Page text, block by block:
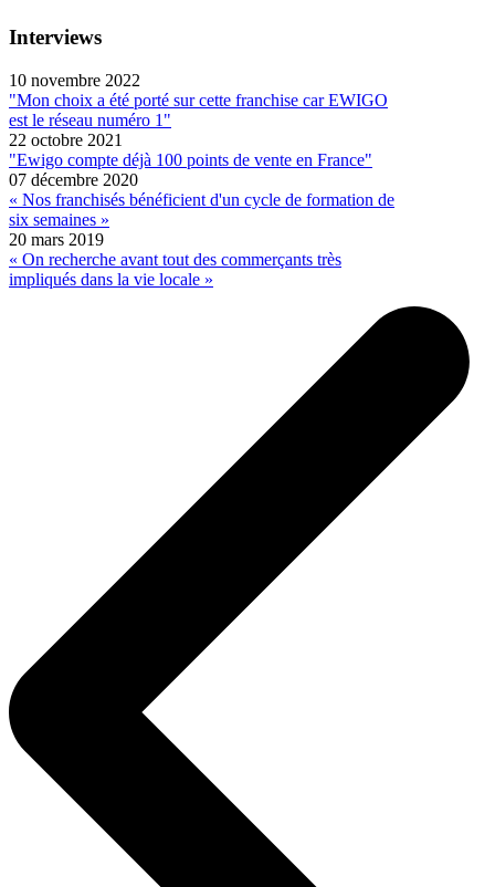
Interviews
10 novembre 2022
"Mon choix a été porté sur cette franchise car EWIGO
est le réseau numéro 1"
22 octobre 2021
"Ewigo compte déjà 100 points de vente en France"
07 décembre 2020
« Nos franchisés bénéficient d'un cycle de formation de
six semaines »
20 mars 2019
« On recherche avant tout des commerçants très
impliqués dans la vie locale »